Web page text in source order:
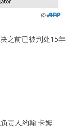
之前已被判处15年
责人约翰·卡姆